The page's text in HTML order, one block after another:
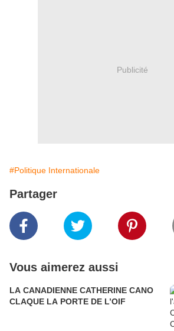
Publicité
#Politique Internationale
Partager
Vous aimerez aussi
LA CANADIENNE CATHERINE CANO
CLAQUE LA PORTE DE L’OIF